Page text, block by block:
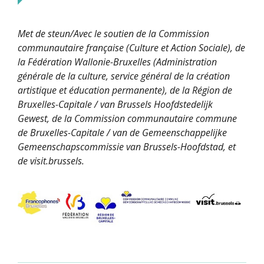
Met de steun/Avec le soutien de la Commission
communautaire française (Culture et Action Sociale), de
la Fédération Wallonie-Bruxelles (Administration
générale de la culture, service général de la création
artistique et éducation permanente), de la Région de
Bruxelles-Capitale / van Brussels Hoofdstedelijk
Gewest, de la Commission communautaire commune
de Bruxelles-Capitale / van de Gemeenschappelijke
Gemeenschapscommissie van Brussels-Hoofdstad, et
de visit.brussels.